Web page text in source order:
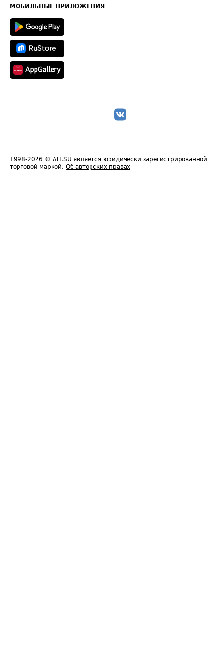
Техническая информация
МОБИЛЬНЫЕ ПРИЛОЖЕНИЯ
1998-2026 © ATI.SU является юридически зарегистрированной
торговой маркой. Об авторских правах